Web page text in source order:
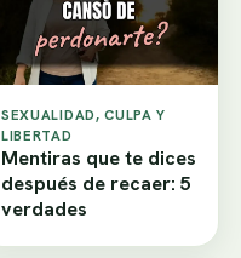
SEXUALIDAD, CULPA Y
LIBERTAD
Mentiras que te dices
después de recaer: 5
verdades